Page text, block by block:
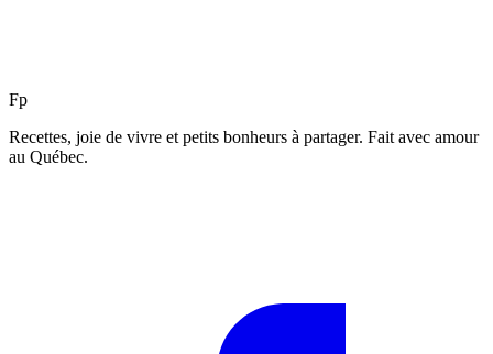
Fp
Recettes, joie de vivre et petits bonheurs à partager. Fait avec amour
au Québec.